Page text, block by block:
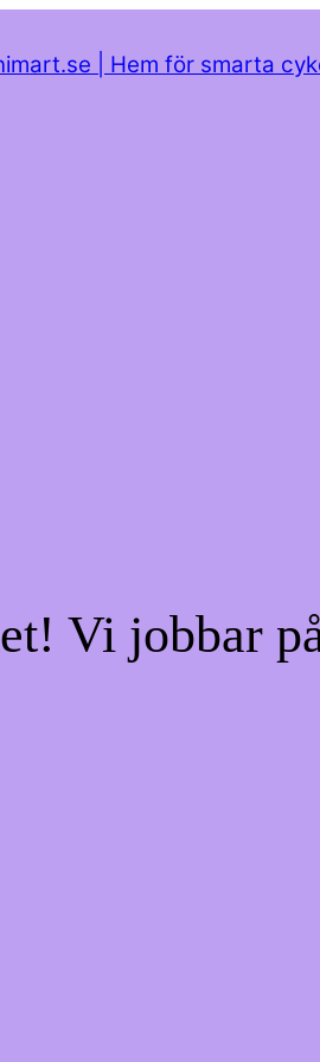
| Hem för smarta
Vi jobbar